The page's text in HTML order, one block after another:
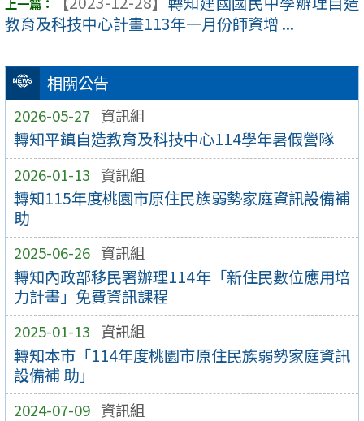
相關公告
2026-05-27 資訊組
轉知平鎮自造教育及科技中心114學年暑假營隊
2026-01-13 資訊組
轉知115年度桃園市原住民族弱勢家庭資訊設備補
助
2025-06-26 資訊組
轉知內政部移民署辦理114年「新住民數位應用培
力計畫」免費資訊課程
2025-01-13 資訊組
轉知本市「114年度桃園市原住民族弱勢家庭資訊
設備補 助」
2024-07-09 資訊組
教育及科技中心計畫113年一月份師資增 ...